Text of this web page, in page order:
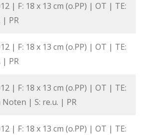
| F: 18 x 13 cm (o.PP) | OT | TE:
| PR
| F: 18 x 13 cm (o.PP) | OT | TE:
| PR
| F: 18 x 13 cm (o.PP) | OT | TE:
| S: re.u. | PR
| F: 18 x 13 cm (o.PP) | OT | TE: